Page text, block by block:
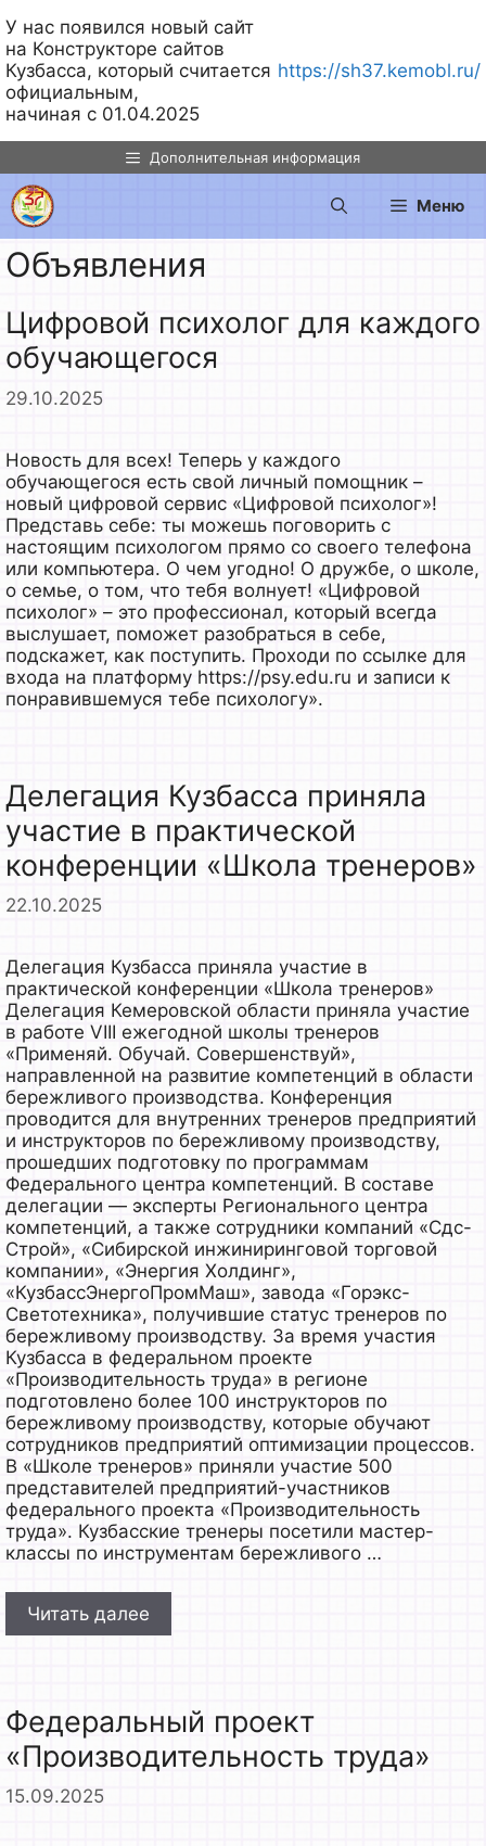
У нас появился новый сайт
на Конструкторе сайтов
Кузбасса, который считается
официальным,
начиная с 01.04.2025
https://sh37.kemobl.ru/
к
содержимому
Дополнительная информация
Меню
Объявления
Цифровой психолог для каждого
обучающегося
29.10.2025
Новость для всех! Теперь у каждого
обучающегося есть свой личный помощник –
новый цифровой сервис «Цифровой психолог»!
Представь себе: ты можешь поговорить с
настоящим психологом прямо со своего телефона
или компьютера. О чем угодно! О дружбе, о школе,
о семье, о том, что тебя волнует! «Цифровой
психолог» – это профессионал, который всегда
выслушает, поможет разобраться в себе,
подскажет, как поступить. Проходи по ссылке для
входа на платформу https://psy.edu.ru и записи к
понравившемуся тебе психологу».
Делегация Кузбасса приняла
участие в практической
конференции «Школа тренеров»
22.10.2025
Делегация Кузбасса приняла участие в
практической конференции «Школа тренеров»
Делегация Кемеровской области приняла участие
в работе VIII ежегодной школы тренеров
«Применяй. Обучай. Совершенствуй»,
направленной на развитие компетенций в области
бережливого производства. Конференция
проводится для внутренних тренеров предприятий
и инструкторов по бережливому производству,
прошедших подготовку по программам
Федерального центра компетенций. В составе
делегации — эксперты Регионального центра
компетенций, а также сотрудники компаний «Сдс-
Строй», «Сибирской инжиниринговой торговой
компании», «Энергия Холдинг»,
«КузбассЭнергоПромМаш», завода «Горэкс-
Светотехника», получившие статус тренеров по
бережливому производству. За время участия
Кузбасса в федеральном проекте
«Производительность труда» в регионе
подготовлено более 100 инструкторов по
бережливому производству, которые обучают
сотрудников предприятий оптимизации процессов.
В «Школе тренеров» приняли участие 500
представителей предприятий-участников
федерального проекта «Производительность
труда». Кузбасские тренеры посетили мастер-
классы по инструментам бережливого …
Читать далее
Федеральный проект
«Производительность труда»
15.09.2025